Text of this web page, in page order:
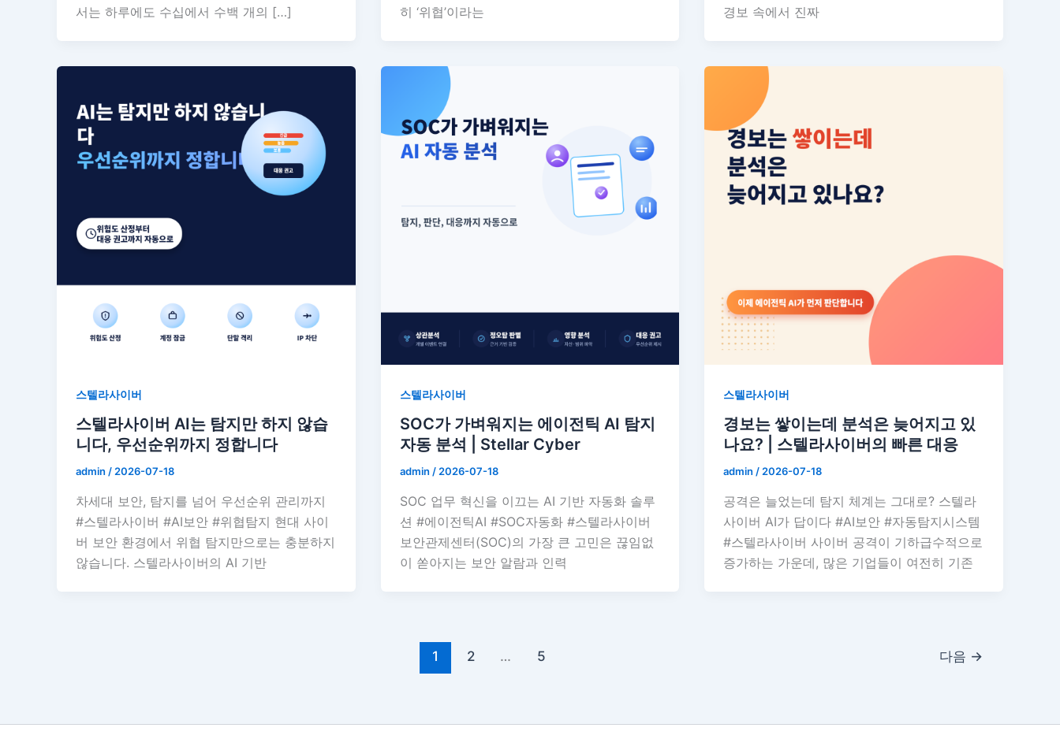
서는 하루에도 수십에서 수백 개의 […]
히 ‘위협’이라는
경보 속에서 진짜
스텔라사이버
스텔라사이버 AI는 탐지만 하지 않습
니다, 우선순위까지 정합니다
admin /2026-07-18
차세대 보안, 탐지를 넘어 우선순위 관리까지
#스텔라사이버 #AI보안 #위협탐지 현대 사이
버 보안 환경에서 위협 탐지만으로는 충분하지
않습니다. 스텔라사이버의 AI 기반
스텔라사이버
SOC가 가벼워지는 에이전틱 AI 탐지
자동 분석 | Stellar Cyber
admin /2026-07-18
SOC 업무 혁신을 이끄는 AI 기반 자동화 솔루
션 #에이전틱AI #SOC자동화 #스텔라사이버
보안관제센터(SOC)의 가장 큰 고민은 끊임없
이 쏟아지는 보안 알람과 인력
스텔라사이버
경보는 쌓이는데 분석은 늦어지고 있
나요? | 스텔라사이버의 빠른 대응
admin/2026-07-18
공격은 늘었는데 탐지 체계는 그대로? 스텔라
사이버 AI가 답이다 #AI보안 #자동탐지시스템
#스텔라사이버 사이버 공격이 기하급수적으로
증가하는 가운데, 많은 기업들이 여전히 기존
1 2 … 5 다음 →